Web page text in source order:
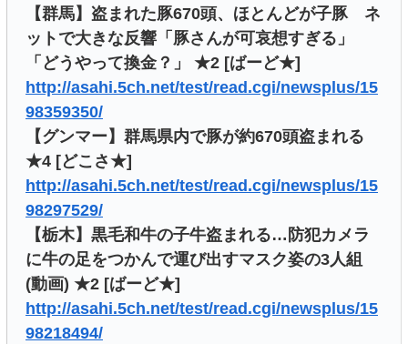
【群馬】盗まれた豚670頭、ほとんどが子豚 ネ
ットで大きな反響「豚さんが可哀想すぎる」
「どうやって換金？」 ★2 [ばーど★]
http://asahi.5ch.net/test/read.cgi/newsplus/15
98359350/
【グンマー】群馬県内で豚が約670頭盗まれる
★4 [どこさ★]
http://asahi.5ch.net/test/read.cgi/newsplus/15
98297529/
【栃木】黒毛和牛の子牛盗まれる…防犯カメラ
に牛の足をつかんで運び出すマスク姿の3人組
(動画) ★2 [ばーど★]
http://asahi.5ch.net/test/read.cgi/newsplus/15
98218494/